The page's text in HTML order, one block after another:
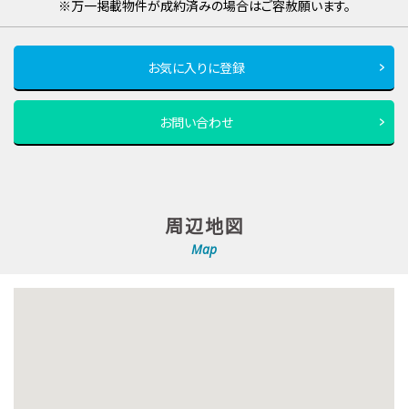
※万一掲載物件が成約済みの場合はご容赦願います。
お気に入りに登録
お問い合わせ
周辺地図
Map